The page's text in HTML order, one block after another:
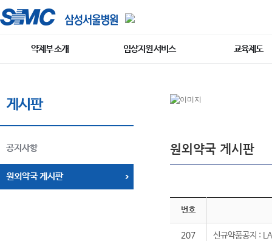
약제부 소개 임상지원 서비스 교육제도
게시판
공지사항
원외약국 게시판
원외약국 게시판
번호
207 신규약품공지 :